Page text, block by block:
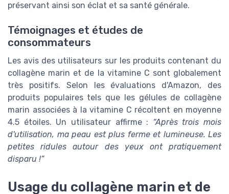
préservant ainsi son éclat et sa santé générale.
Témoignages et études de
consommateurs
Les avis des utilisateurs sur les produits contenant du
collagène marin et de la vitamine C sont globalement
très positifs. Selon les évaluations d'Amazon, des
produits populaires tels que les gélules de collagène
marin associées à la vitamine C récoltent en moyenne
4.5 étoiles. Un utilisateur affirme : “Après trois mois
d'utilisation, ma peau est plus ferme et lumineuse. Les
petites ridules autour des yeux ont pratiquement
disparu !”
Usage du collagène marin et de